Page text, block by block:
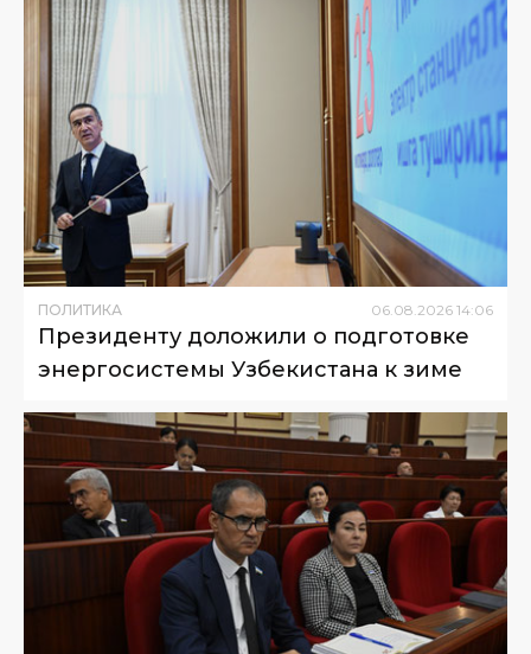
ПОЛИТИКА 06.08.2026 14:06
Президенту доложили о подготовке
энергосистемы Узбекистана к зиме